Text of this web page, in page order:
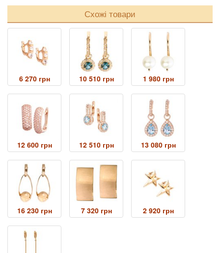
Схожі товари
6 270 грн 10 510 грн 1 980 грн
12 600 грн 12 510 грн 13 080 грн
16 230 грн 7 320 грн 2 920 грн